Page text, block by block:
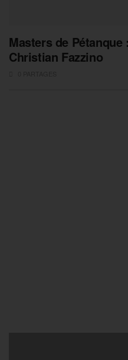
Masters de Pétanque
Christian Fazzino